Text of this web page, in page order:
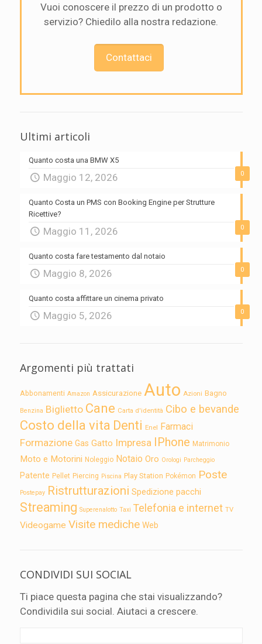
Vuoi conoscere il prezzo di un prodotto o
servizio? Chiedilo alla nostra redazione.
Contattaci
Ultimi articoli
0
Quanto costa una BMW X5
Maggio 12, 2026
0
Quanto Costa un PMS con Booking Engine per Strutture
Ricettive?
Maggio 11, 2026
0
Quanto costa fare testamento dal notaio
Maggio 8, 2026
0
Quanto costa affittare un cinema privato
Maggio 5, 2026
Argomenti più trattati
Abbonamenti Amazon Assicurazione Auto Azioni Bagno
Benzina Biglietto Cane Carta d'identità Cibo e bevande
Costo della vita Denti Enel Farmaci
Formazione Gas Gatto Impresa IPhone Matrimonio
Moto e Motorini Noleggio Notaio Oro Orologi Parcheggio
Patente Pellet Piercing Piscina Play Station Pokémon Poste
Postepay Ristrutturazioni Spedizione pacchi
Streaming Superenalotto Taxi Telefonia e internet TV
Videogame Visite mediche Web
CONDIVIDI SUI SOCIAL
Ti piace questa pagina che stai visualizzando?
Condividila sui social. Aiutaci a crescere.